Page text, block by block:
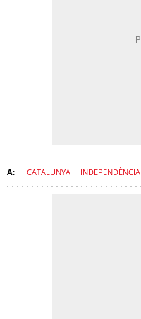
CATALUNYA INDEPENDÈNCIA